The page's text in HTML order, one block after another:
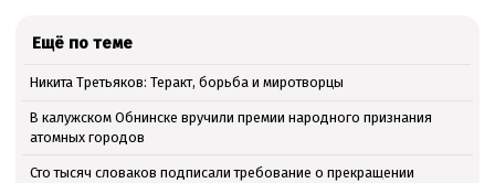
Ещё по теме
Никита Третьяков: Теракт, борьба и миротворцы
В калужском Обнинске вручили премии народного признания
атомных городов
Сто тысяч словаков подписали требование о прекращении